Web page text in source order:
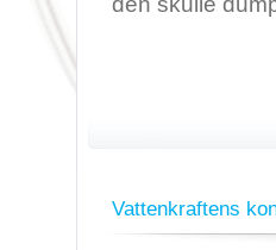
Vattenkraftens